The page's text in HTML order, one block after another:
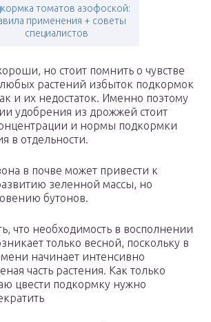
томатов азофоской:
применения + советы
специалистов
но стоит помнить о чувстве
растений избыток подкормок
и их недостаток. Именно поэтому
удобрения из дрожжей стоит
и нормы подкормки
в отдельности.
в почве может привести к
зеленной массы, но
бутонов.
что необходимость в восполнении
только весной, поскольку в
начинает интенсивно
часть растения. Как только
цвести подкормку нужно